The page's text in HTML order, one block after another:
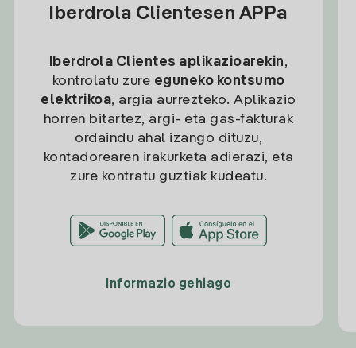
Iberdrola Clientesen APPa
Iberdrola Clientes aplikazioarekin,
kontrolatu zure eguneko kontsumo
elektrikoa, argia aurrezteko. Aplikazio
horren bitartez, argi- eta gas-fakturak
ordaindu ahal izango dituzu,
kontadorearen irakurketa adierazi, eta
zure kontratu guztiak kudeatu.
Informazio gehiago